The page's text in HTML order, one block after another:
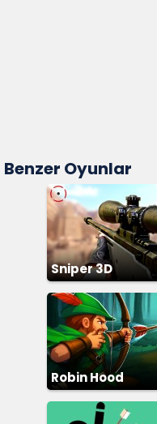
Benzer Oyunlar
Sniper 3D
Robin Hood